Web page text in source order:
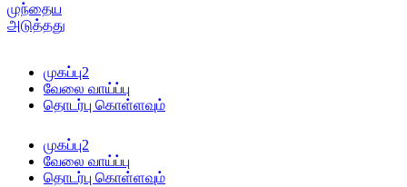
முந்தைய
அடுத்தது
முகப்பு2
வேலை வாய்ப்பு
தொடர்பு கொள்ளவும்
முகப்பு2
வேலை வாய்ப்பு
தொடர்பு கொள்ளவும்